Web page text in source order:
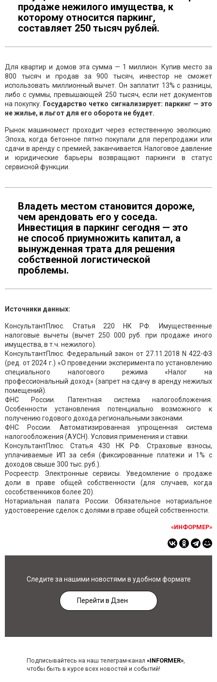
продаже нежилого имущества, к
которому относится паркинг,
составляет 250 тысяч рублей.
Для квартир и домов эта сумма — 1 миллион. Купив место за
800 тысяч и продав за 900 тысяч, инвестор не сможет
использовать миллионный вычет. Он заплатит 13% с разницы,
либо с суммы, превышающей 250 тысяч, если нет документов
на покупку.
Государство четко сигнализирует: паркинг — это
не жилье, и льгот для его оборота не будет.
Рынок машиномест проходит через естественную эволюцию.
Эпоха, когда бетонное пятно покупали для перепродажи или
сдачи в аренду с премией, заканчивается. Налоговое давление
и юридические барьеры возвращают паркинги в статус
сервисной функции.
Владеть местом становится дороже,
чем арендовать его у соседа.
Инвестиция в паркинг сегодня — это
не способ приумножить капитал, а
вынужденная трата для решения
собственной логистической
проблемы.
Источники данных:
КонсультантПлюс. Статья 220 НК РФ. Имущественные
налоговые вычеты (вычет 250 000 руб. при продаже иного
имущества, в т.ч. нежилого).
КонсультантПлюс. Федеральный закон от 27.11.2018 N 422-ФЗ
(ред. от 2024 г.) «О проведении эксперимента по установлению
специального налогового режима «Налог на
профессиональный доход» (запрет на сдачу в аренду нежилых
помещений).
ФНС России. Патентная система налогообложения.
Особенности установления потенциально возможного к
получению годового дохода региональными законами.
ФНС России. Автоматизированная упрощенная система
налогообложения (АУСН). Условия применения и ставки.
КонсультантПлюс. Статья 430 НК РФ. Страховые взносы,
уплачиваемые ИП за себя (фиксированные платежи и 1% с
доходов свыше 300 тыс. руб.).
Росреестр. Электронные сервисы. Уведомление о продаже
доли в праве общей собственности (для случаев, когда
сособственников более 20).
Нотариальная палата России. Обязательное нотариальное
удостоверение сделок с долями в праве общей собственности.
«ИНФОРМЕР»
Следите за нашими новостями в удобном формате
Перейти в Дзен
Подписывайтесь на наш телеграм-канал «INFORMER»,
чтобы быть в курсе всех новостей и событий!